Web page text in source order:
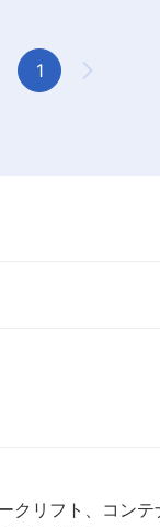
Page
1
Next
クリフト、コン